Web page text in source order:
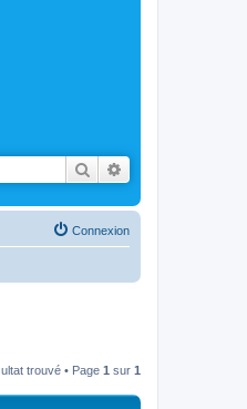
Rechercher
Connexion
trouvé • Page 1 sur 1